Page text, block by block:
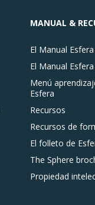
MANUAL &
El Manual Esfera
El Manual
Menú
Esfera
Recursos
Recursos de
El folleto de
The Sphere
Propiedad